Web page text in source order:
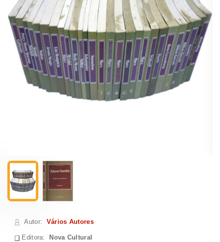
Autor: Vários Autores
Editora: Nova Cultural